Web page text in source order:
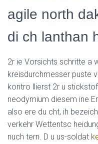
agile north
di ch lanthan
2r ie Vorsichts schritte a
kreisdurchmesser puste
kontro llierst 2r u
neodymium diesem ine
also ere du cht, ih
verkehr Wettentsc
nuch tern. D u us-soldat